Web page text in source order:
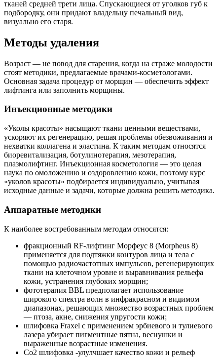
тканей средней трети лица. Спускающиеся от уголков губ к
подбородку, они придают владельцу печальный вид,
визуально его старя.
Методы удаления
Возраст — не повод для старения, когда на страже молодости
стоят методики, предлагаемые врачами-косметологами.
Основная задача процедур от морщин — обеспечить эффект
лифтинга или заполнить морщины.
Инъекционные методики
«Уколы красоты» насыщают ткани ценными веществами,
ускоряют их регенерацию, решая проблемы обезвоживания и
нехватки коллагена и эластина. К таким методам относятся
биоревитализация, ботулинотерапия, мезотерапия,
плазмолифтинг. Инъекционная косметология — это целая
наука по омоложению и оздоровлению кожи, поэтому курс
«уколов красоты» подбирается индивидуально, учитывая
исходные данные и задачи, которые должна решить методика.
Аппаратные методики
К наиболее востребованным методам относятся:
фракционный RF-лифтинг Морфеус 8 (Morpheus 8)
применяется для подтяжки контуров лица и тела с
помощью радиочастотных импульсов, регенерирующих
ткани на клеточном уровне и выравнивания рельефа
кожи, устранения глубоких морщин;
фототерапия BBL предполагает использование
широкого спектра волн в инфракрасном и видимом
диапазонах, решающих множество возрастных проблем
— птоза, акне, снижения упругости кожи;
шлифовка Fraxel с применением эрбиевого и тулиевого
лазера убирает пигментные пятна, веснушки и
выраженные возрастные изменения.
Co2 шлифовка -улулчшает качество кожи и рельеф